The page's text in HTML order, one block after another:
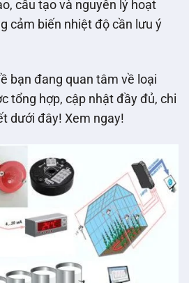
cấu tạo và nguyên lý hoạt
cảm biến nhiệt độ cần lưu ý
bạn đang quan tâm về loại
tổng hợp, cập nhật đầy đủ, chi
dưới đây! Xem ngay!